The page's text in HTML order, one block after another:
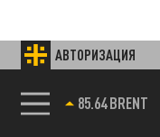
АВТОРИЗАЦИЯ
85.64 BRENT